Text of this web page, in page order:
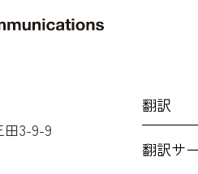
翻訳
翻訳サ
3-9-9